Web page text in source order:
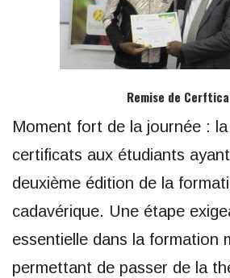
Remise de
Moment fort de la journée :
certificats aux étudiants
deuxième édition de la
cadavérique. Une étape
essentielle dans la formation
permettant de passer de la